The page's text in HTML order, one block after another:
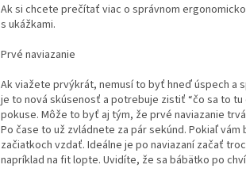
Ak si chcete prečítať viac o správnom
s ukážkami.
Prvé naviazanie
Ak viažete prvýkrát, nemusí to byť hneď úspech a
je to nová skúsenosť a potrebuje zistiť “čo sa to tu
pokuse. Môže to byť aj tým, že prvé naviazanie
Po čase to už zvládnete za pár sekúnd. Pokiaľ
začiatkoch vzdať. Ideálne je po naviazaní začať
napríklad na fit lopte. Uvidíte, že sa bábätko po